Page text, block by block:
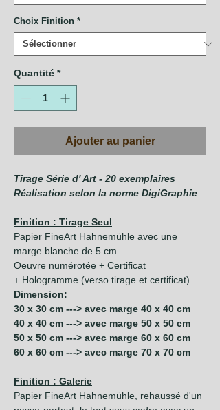
Choix Finition *
Quantité *
Ajouter au panier
Tirage Série d' Art - 20 exemplaires
Réalisation selon la norme DigiGraphie
Finition : Tirage Seul
Papier FineArt Hahnemühle avec une
marge blanche de 5 cm.
Oeuvre numérotée + Certificat
+ Hologramme (verso tirage et certificat)
Dimension:
30 x 30 cm ---> avec marge 40 x 40 cm
40 x 40 cm ---> avec marge 50 x 50 cm
50 x 50 cm ---> avec marge 60 x 60 cm
60 x 60 cm ---> avec marge 70 x 70 cm
Finition : Galerie
Papier FineArt Hahnemühle, rehaussé d'un